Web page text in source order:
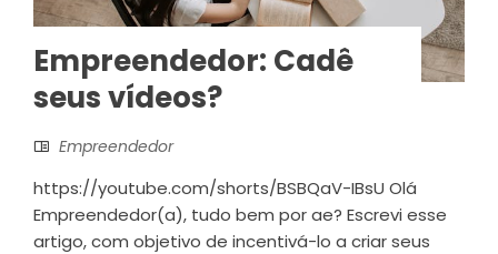
Empreendedor: Cadê
seus vídeos?
Empreendedor
https://youtube.com/shorts/BSBQaV-IBsU Olá
Empreendedor(a), tudo bem por ae? Escrevi esse
artigo, com objetivo de incentivá-lo a criar seus